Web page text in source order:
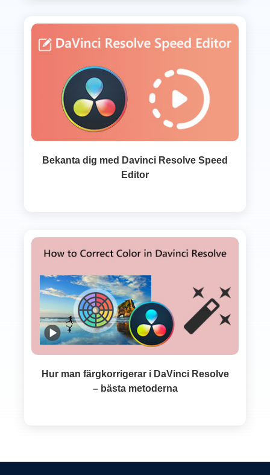
Bekanta dig med Davinci Resolve Speed
Editor
Hur man färgkorrigerar i DaVinci Resolve
– bästa metoderna